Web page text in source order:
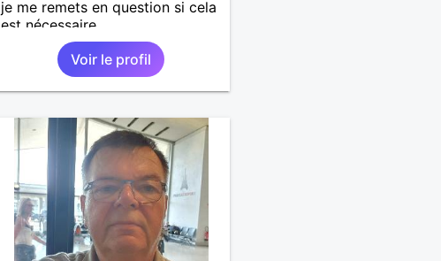
je me remets en question si cela
est nécessaire.
Voir le profil